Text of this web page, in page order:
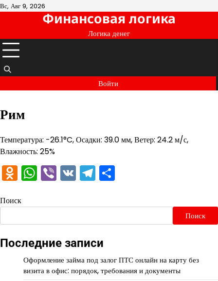
Перейти
Вс, Авг 9, 2026
Финансовая логика
Логика денег
Войти
Рим
Температура: -26.1°C, Осадки: 39.0 мм, Ветер: 24.2 м/с,
Влажность: 25%
Odnoklassniki
WhatsApp
Viber
VKTelegram
Поиск
Поиск
Последние записи
Оформление займа под залог ПТС онлайн на карту без
визита в офис: порядок, требования и документы